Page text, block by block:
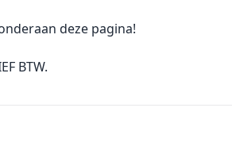
deze pagina!
BTW.